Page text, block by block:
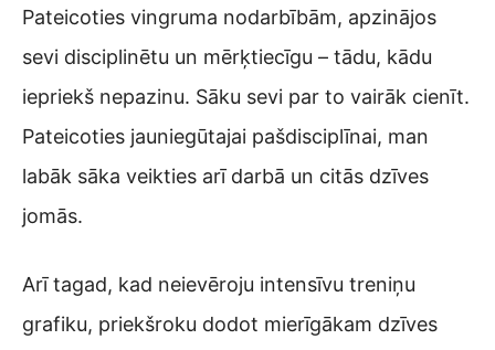
Pateicoties vingruma nodarbībām, apzinājos
sevi disciplinētu un mērķtiecīgu – tādu, kādu
iepriekš nepazinu. Sāku sevi par to vairāk cienīt.
Pateicoties jauniegūtajai pašdisciplīnai, man
labāk sāka veikties arī darbā un citās dzīves
jomās.
Arī tagad, kad neievēroju intensīvu treniņu
grafiku, priekšroku dodot mierīgākam dzīves